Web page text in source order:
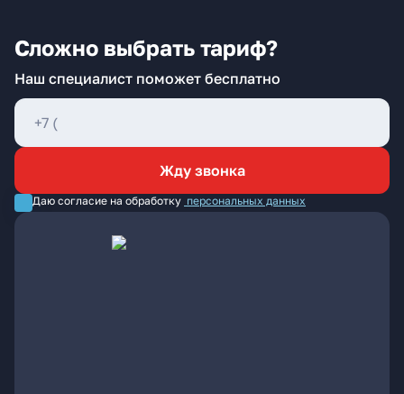
Сложно выбрать тариф?
Наш специалист поможет бесплатно
Жду звонка
Даю согласие на обработку персональных данных